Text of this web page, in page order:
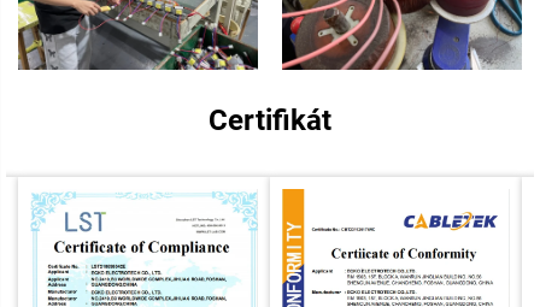
Certifikát